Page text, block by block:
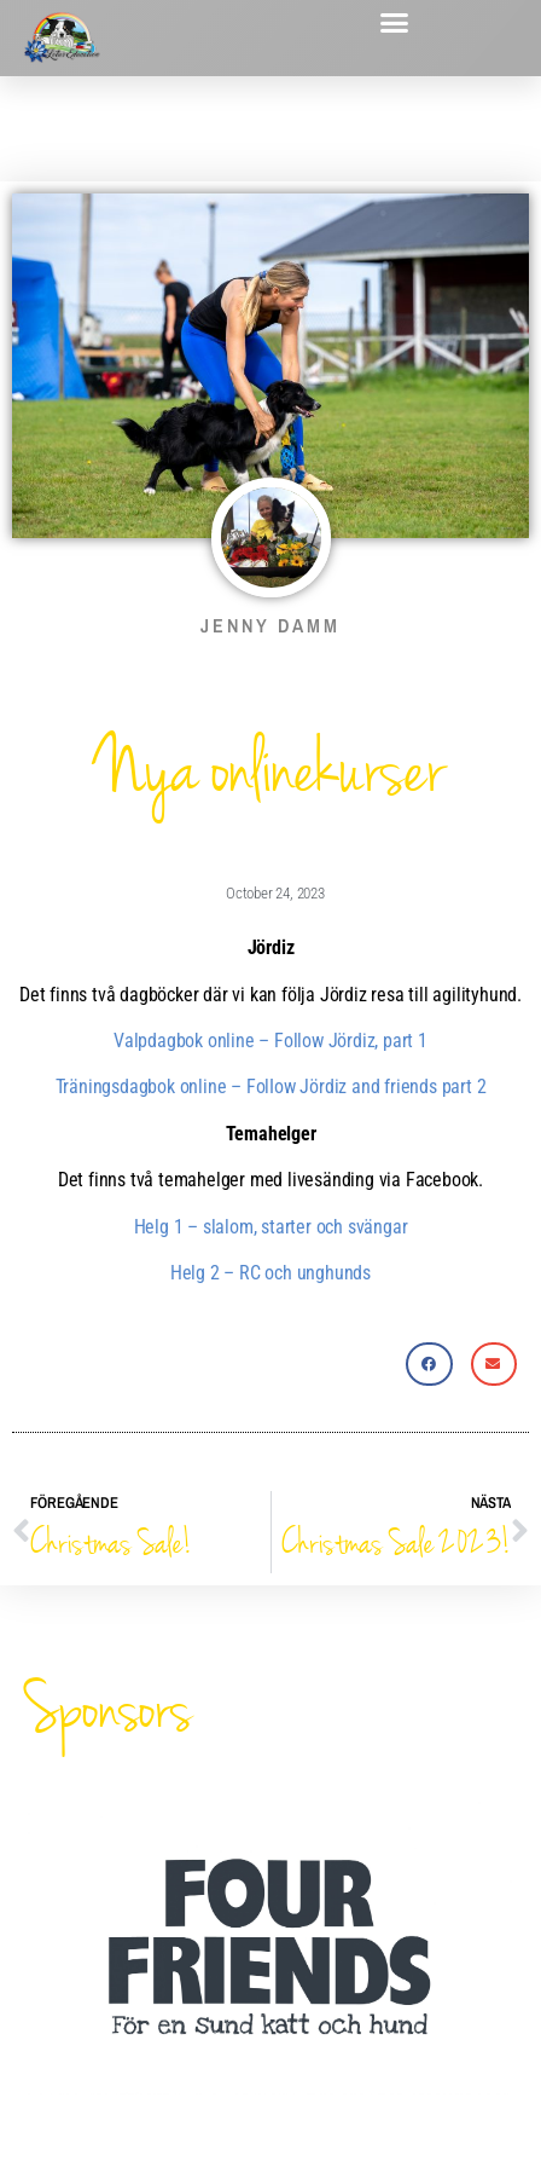
JENNY DAMM
Nya onlinekurser
October 24, 2023
Jördiz
Det finns två dagböcker där vi kan följa Jördiz resa till agilityhund.
Valpdagbok online – Follow Jördiz, part 1
Träningsdagbok online – FolIow Jördiz and friends part 2
Temahelger
Det finns två temahelger med livesänding via Facebook.
Helg 1 – slalom, starter och svängar
Helg 2 – RC och unghunds
FÖREGÅENDE
Christmas Sale!
NÄSTA
Christmas Sale 2023!
Sponsors